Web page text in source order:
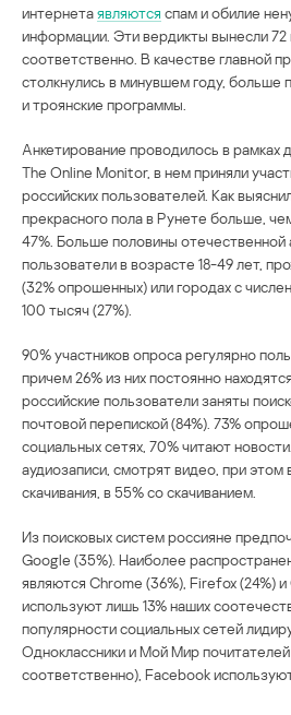
интернетаявляются спам и обилие
информации. Эти вердикты вынесли 72
соответственно. В качестве главной
столкнулись в минувшем году, больше
и троянские программы.
Анкетирование проводилось в рамках
The Online Monitor, в нем приняли
российских пользователей. Как
прекрасного пола в Рунете больше,
47%. Больше половины отечественной
пользователи в возрасте 18-49 лет,
(32% опрошенных) или городах с
100 тысяч (27%).
90% участников опроса регулярно
причем 26% из них постоянно
российские пользователи заняты
почтовой перепиской (84%). 73%
социальных сетях, 70% читают
аудиозаписи, смотрят видео, при этом
скачивания, в 55% со скачиванием.
Из поисковых систем россияне
Google (35%). Наиболее
являются Chrome (36%), Firefox (24%) и
используют лишь 13% наших
популярности социальных сетей
Одноклассники и Мой Мир
соответственно), Facebook